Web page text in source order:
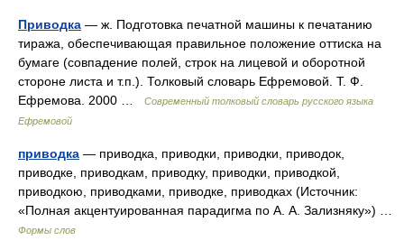
Приводка — ж. Подготовка печатной машины к печатанию
тиража, обеспечивающая правильное положение оттиска на
бумаге (совпадение полей, строк на лицевой и оборотной
стороне листа и т.п.). Толковый словарь Ефремовой. Т. Ф.
Ефремова. 2000 …
Современный толковый словарь русского языка
Ефремовой
приводка — приводка, приводки, приводки, приводок,
приводке, приводкам, приводку, приводки, приводкой,
приводкою, приводками, приводке, приводках (Источник:
«Полная акцентуированная парадигма по А. А. Зализняку») …
Формы слов